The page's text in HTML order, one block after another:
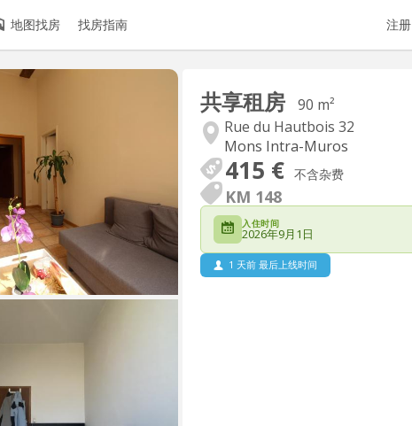
地图找房 找房指南 注册
共享租房
90 m²
Rue du Hautbois 32
Mons Intra-Muros
415 € 不含杂费
KM 148
入住时间
2026年9月1日
1 天前 最后上线时间